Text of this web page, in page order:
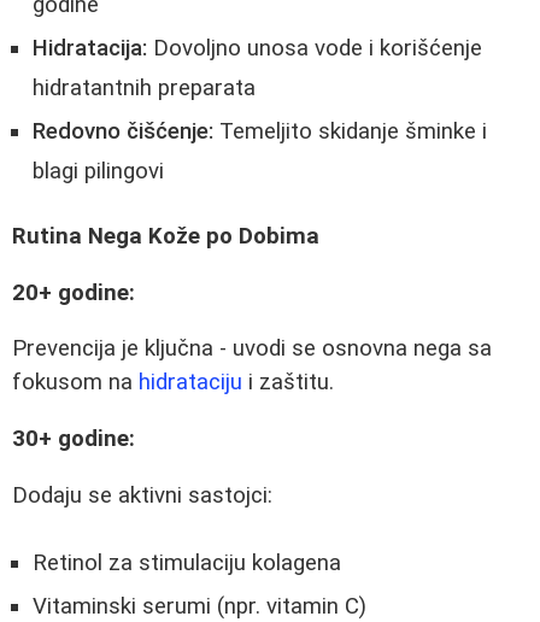
Hidratacija: Dovoljno unosa vode i korišćenje
hidratantnih preparata
Redovno čišćenje: Temeljito skidanje šminke i
blagi pilingovi
Rutina Nega Kože po Dobima
20+ godine:
Prevencija je ključna - uvodi se osnovna nega sa
fokusom na hidrataciju i zaštitu.
30+ godine:
Dodaju se aktivni sastojci:
Retinol za stimulaciju kolagena
Vitaminski serumi (npr. vitamin C)